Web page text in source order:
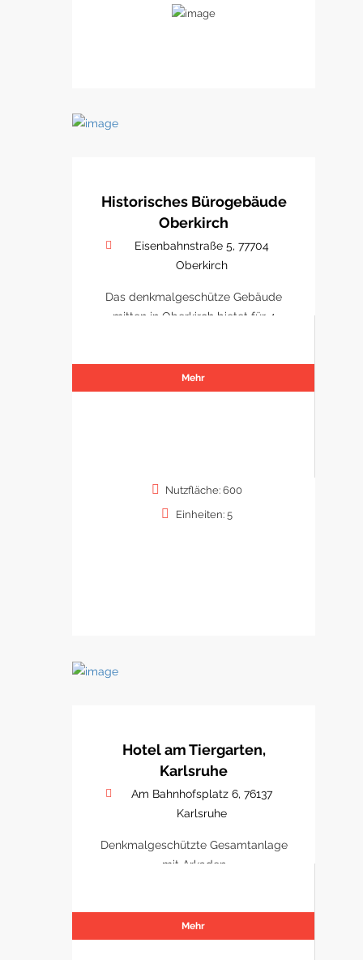
Historisches Bürogebäude
Oberkirch
Eisenbahnstraße 5, 77704
Oberkirch
Das denkmalgeschütze Gebäude
mitten in Oberkirch bietet für 4
Mehr
Nutzfläche: 600
Einheiten: 5
Hotel am Tiergarten,
Karlsruhe
Am Bahnhofsplatz 6, 76137
Karlsruhe
Denkmalgeschützte Gesamtanlage
mit Arkaden
Mehr